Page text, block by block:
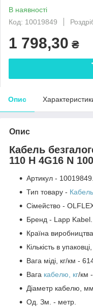
В наявності
Код: 10019849
1 798,30 ₴
Опис
Опис
Кабель
110 H 4G16 N
Артикул - 10019849.
Тип товару -
Сімейство -
Бренд - Lapp Kabel.
Країна
Кількість в
Вага міді, кг/км -
Вага кабелю, кг/км
Діаметр кабелю,
Од. Зм. - метр.